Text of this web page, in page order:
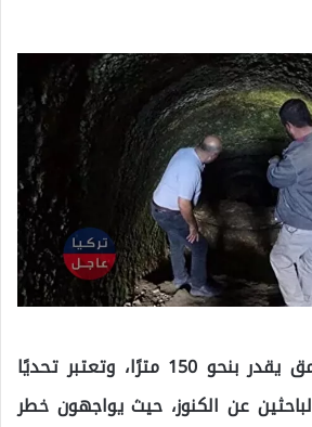
تقع المغارة على عمق يقدر بنحو 150 مترًا، وتعتبر تحديًا
عن الكنوز، حيث يواجهون خطر